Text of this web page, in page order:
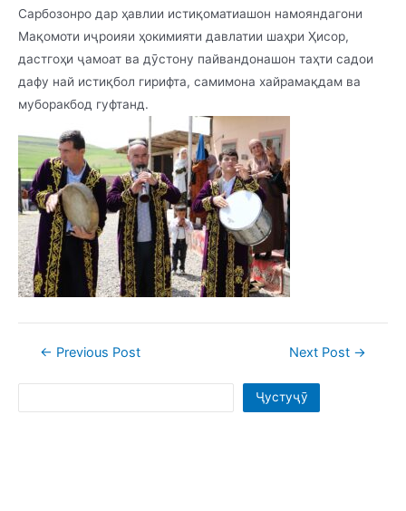
Сарбозонро дар ҳавлии истиқоматиашон намояндагони
Мақомоти иҷроияи ҳокимияти давлатии шаҳри Ҳисор,
дастгоҳи ҷамоат ва дӯстону пайвандонашон таҳти садои
дафу най истиқбол гирифта, самимона хайрамақдам ва
муборакбод гуфтанд.
Post← Previous Post Next Post →
Ҷустуҷӯ